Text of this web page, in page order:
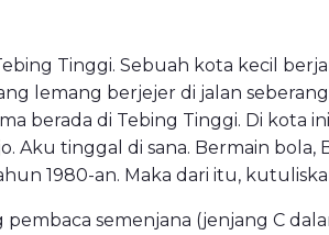
Tinggi. Sebuah kota kecil
lemang berjejer di jalan
berada di Tebing Tinggi. Di kota
Aku tinggal di sana. Bermain bola,
1980-an. Maka dari itu,
semenjana (jenjang C